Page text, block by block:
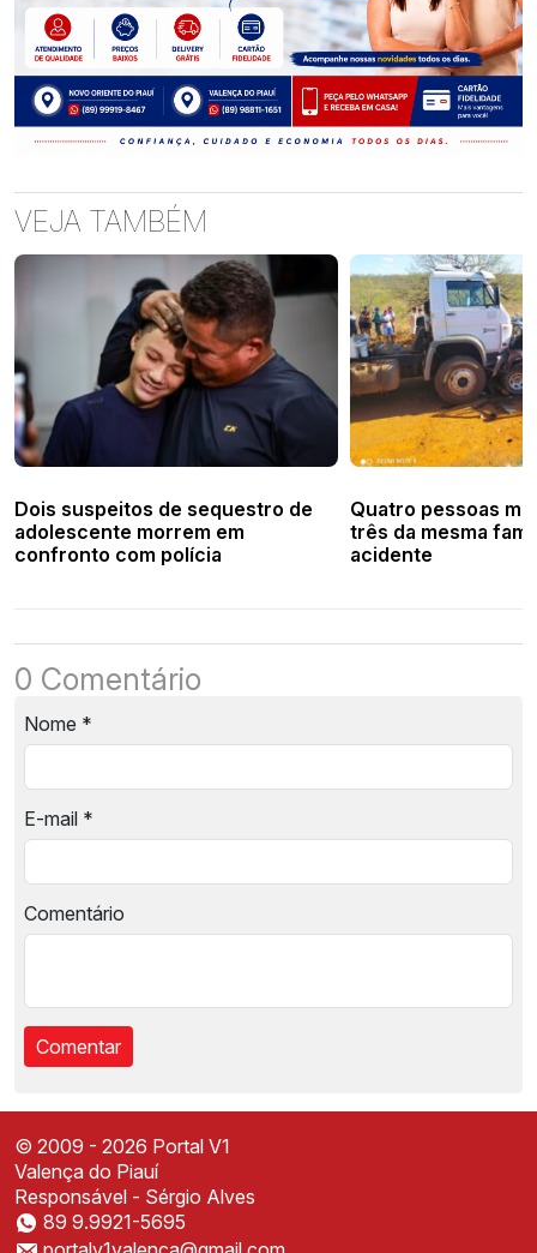
VEJA TAMBÉM
Dois suspeitos de sequestro de
adolescente morrem em
confronto com polícia
Quatro pessoas
três da mesma
acidente
0 Comentário
Nome *
E-mail *
Comentário
Instale o Portal V1
© 2009 - 2026 Portal V1
Valença do Piauí
Responsável - Sérgio Alves
89 9.9921-5695